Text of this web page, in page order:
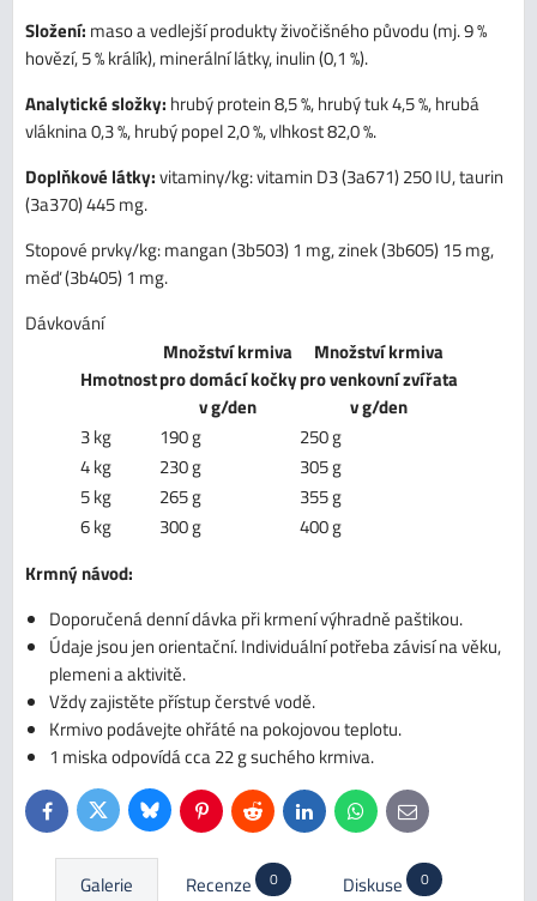
Složení: maso a vedlejší produkty živočišného původu (mj. 9 %
hovězí, 5 % králík), minerální látky, inulin (0,1 %).
Analytické složky: hrubý protein 8,5 %, hrubý tuk 4,5 %, hrubá
vláknina 0,3 %, hrubý popel 2,0 %, vlhkost 82,0 %.
Doplňkové látky:vitaminy/kg: vitamin D3 (3a671) 250 IU, taurin
(3a370) 445 mg.
Stopové prvky/kg: mangan (3b503) 1 mg, zinek (3b605) 15 mg,
měď (3b405) 1 mg.
Dávkování
Hmotnost
Množství krmiva
pro domácí kočky
v g/den
Množství krmiva
pro venkovní zvířata
v g/den
3 kg
190 g
250 g
4 kg
230 g
305 g
5 kg
265 g
355 g
6 kg
300 g
400 g
Krmný návod:
Doporučená denní dávka při krmení výhradně paštikou.
Údaje jsou jen orientační. Individuální potřeba závisí na věku,
plemeni a aktivitě.
Vždy zajistěte přístup čerstvé vodě.
Krmivo podávejte ohřáté na pokojovou teplotu.
1 miska odpovídá cca 22 g suchého krmiva.
FacebookTwitterBlueskyPinterestReddit LinkedInWhatsApp
E-
mail
Galerie Recenze 0 Diskuse 0